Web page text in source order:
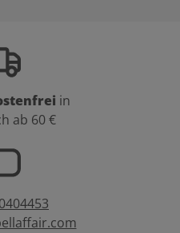
in
ab 60 €